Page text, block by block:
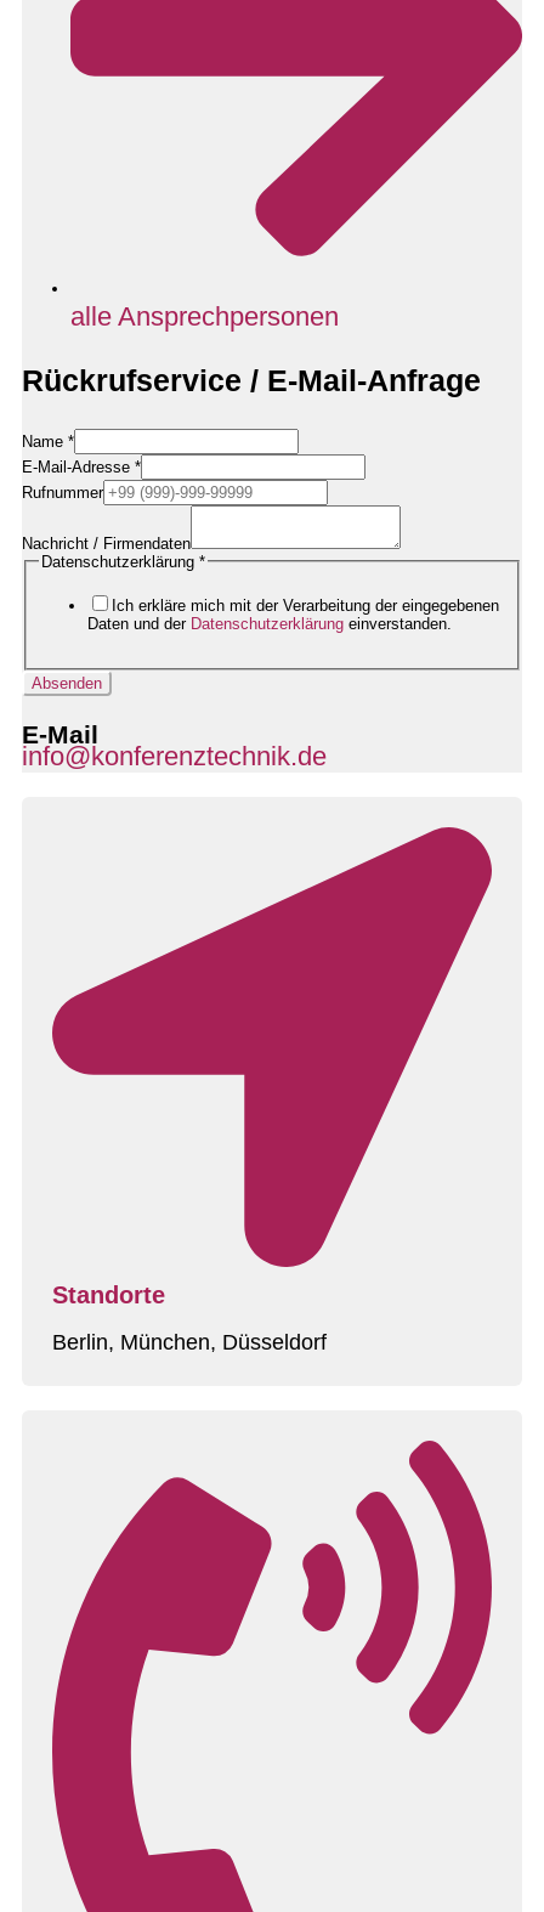
alle Ansprechpersonen
Rückrufservice / E-Mail-Anfrage
Name *
E-Mail-Adresse *
Rufnummer
/Nachricht / Firmendaten
Datenschutzerklärung *
Ich erkläre mich mit der Verarbeitung der eingegebenen
Daten und der Datenschutzerklärungeinverstanden.
Absenden
E-Mail
info@konferenztechnik.de
Standorte
Berlin, München, Düsseldorf